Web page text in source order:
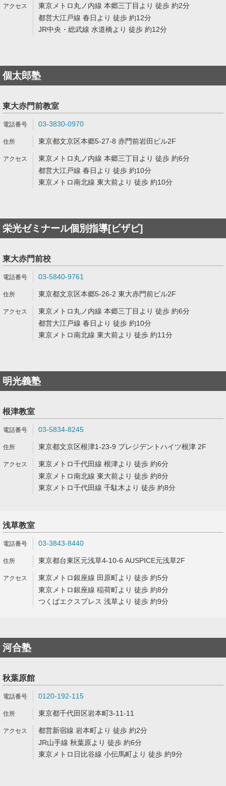
東京メトロ丸ノ内線 本郷三丁目より 徒歩 約2分
都営大江戸線 春日より 徒歩 約12分
JR中央・総武線 水道橋より 徒歩 約12分
個太郎塾
東大赤門前教室
03-3830-0970
東京都文京区本郷5-27-8 赤門前岩田ビル2F
東京メトロ丸ノ内線 本郷三丁目より 徒歩 約6分
都営大江戸線 春日より 徒歩 約10分
東京メトロ南北線 東大前より 徒歩 約10分
栄光ゼミナール個別指導[ビザビ]
東大赤門前校
03-5840-9761
東京都文京区本郷5-26-2 東大赤門前ビル2F
東京メトロ丸ノ内線 本郷三丁目より 徒歩 約6分
都営大江戸線 春日より 徒歩 約10分
東京メトロ南北線 東大前より 徒歩 約11分
明光義塾
根津教室
03-5834-8245
東京都文京区根津1-23-9 プレジデントハイツ根津 2F
東京メトロ千代田線 根津より 徒歩 約6分
東京メトロ南北線 東大前より 徒歩 約8分
東京メトロ千代田線 千駄木より 徒歩 約8分
浅草教室
03-3843-8440
東京都台東区元浅草4-10-6 AUSPICE元浅草2F
東京メトロ銀座線 田原町より 徒歩 約5分
東京メトロ銀座線 稲荷町より 徒歩 約8分
つくばエクスプレス 浅草より 徒歩 約9分
河合塾
秋葉原館
0120-192-115
東京都千代田区岩本町3-11-11
都営新宿線 岩本町より 徒歩 約2分
JR山手線 秋葉原より 徒歩 約6分
東京メトロ日比谷線 小伝馬町より 徒歩 約9分